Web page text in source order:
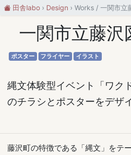
田舎labo Design Works / 一関市立
一関市立藤沢
ポスター フライヤー イラスト
縄文体験型イベント「ワク
のチラシとポスターをデザ
藤沢町の特徴である「縄文」をテ